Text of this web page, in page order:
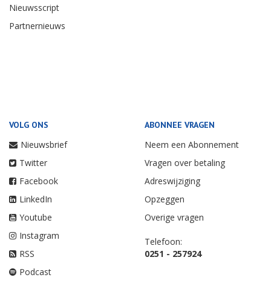
Nieuwsscript
Partnernieuws
VOLG ONS
Nieuwsbrief
Twitter
Facebook
LinkedIn
Youtube
Instagram
RSS
Podcast
ABONNEE VRAGEN
Neem een Abonnement
Vragen over betaling
Adreswijziging
Opzeggen
Overige vragen
Telefoon:
0251 - 257924